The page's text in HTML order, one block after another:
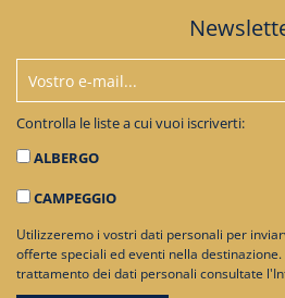
Controlla le liste a cui vuoi iscriverti:
ALBERGO
CAMPEGGIO
Utilizzeremo i vostri dati personali per
offerte speciali ed eventi nella
trattamento dei dati personali consultate